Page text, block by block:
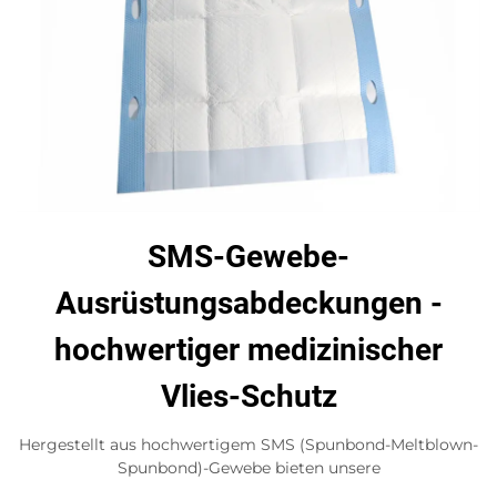
SMS-Gewebe-
Ausrüstungsabdeckungen -
hochwertiger medizinischer
Vlies-Schutz
Hergestellt aus hochwertigem SMS (Spunbond-Meltblown-
Spunbond)-Gewebe bieten unsere